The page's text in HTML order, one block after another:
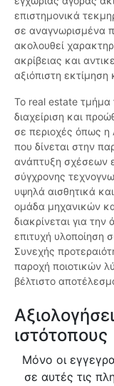
επιστημονικά
σε αναγνωρισμένα
ακολουθεί
ακρίβειας και
αξιόπιστη εκτίμηση
Το real estate τμήμα
διαχείριση και
σε περιοχές όπως η
που δίνεται στην
ανάπτυξη σχέσεων
σύγχρονης
υψηλά αισθητικά
ομάδα μηχανικών
διακρίνεται για
επιτυχή υλοποίηση
Συνεχής
παροχή ποιοτικών
βέλτιστο
ιστότοπους
Μόνο οι
σε αυτές τις